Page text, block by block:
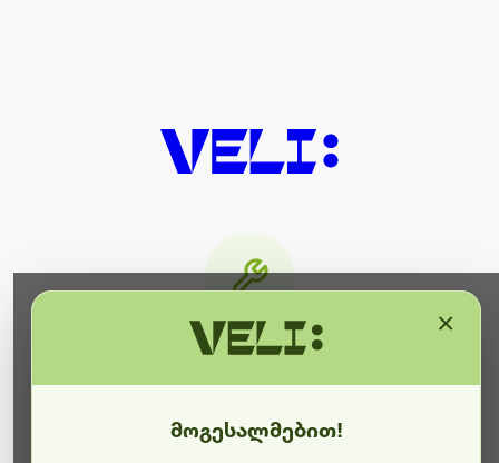
ბოდიშს გიხდით შეფერხებისთვის. ამჟამად
მოგესალმებით!
×